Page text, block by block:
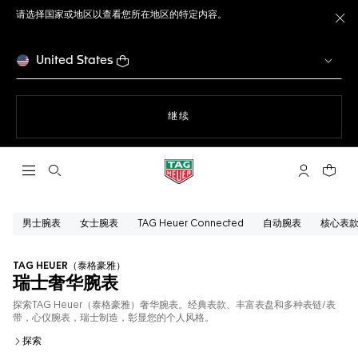
请选择国家或地区以查看您所在地区的特定内容。
United States
继续
打开搜索 My TAG您的